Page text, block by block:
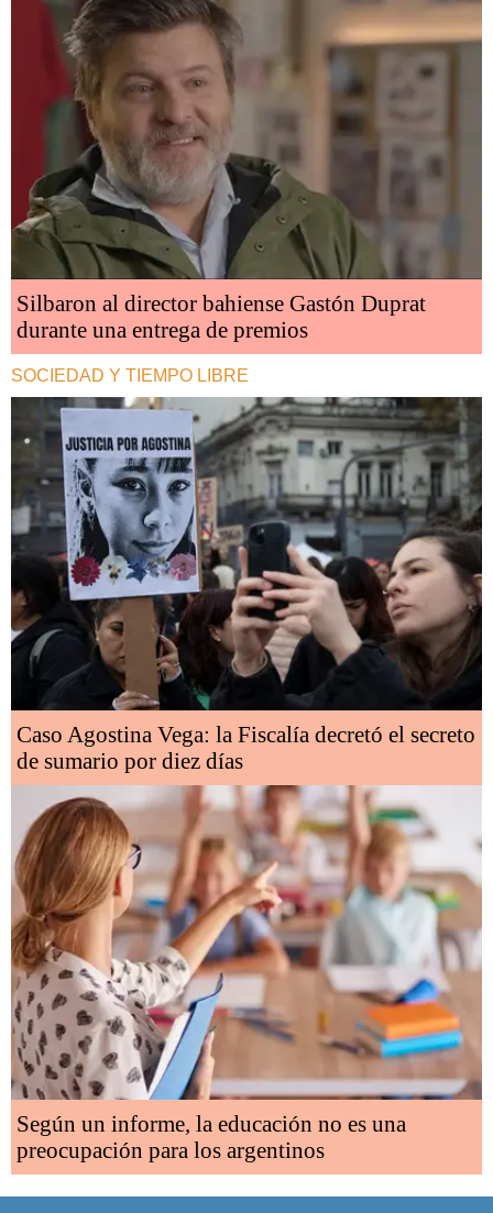
Silbaron al director bahiense Gastón Duprat
durante una entrega de premios
SOCIEDAD Y TIEMPO LIBRE
Caso Agostina Vega: la Fiscalía decretó el secreto
de sumario por diez días
Según un informe, la educación no es una
preocupación para los argentinos